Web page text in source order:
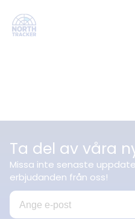
Ta del av våra
Missa inte senaste
erbjudanden från oss!